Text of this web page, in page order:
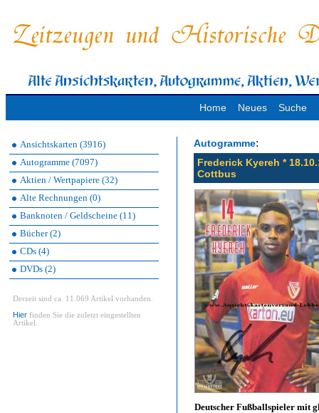
Home Neues Suche
Ansichtskarten (3916)
Autogramme (7097)
Aktien / Wertpapiere (32)
Alte Rechnungen (0)
Banknoten / Geldscheine (11)
Bücher (2)
CDs (4)
DVDs (2)
Derzeit sind ca. 11.069 Artikel vorhanden.
Hier finden Sie die zuletzt eingestellten
Artikel.
Autogramme:
Frederick Kyereh *
Cottbus
Deutscher Fußballspieler mit